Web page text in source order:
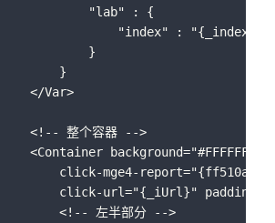
            "lab" : {
                "index" : "{_index}",
            }
        }
    </Var>
    <!-- 整个容器 -->
<Container background="#FFFFFF"
click-mge4-
click-url="{_iUrl}" padding-
        <!-- 左半部分 -->